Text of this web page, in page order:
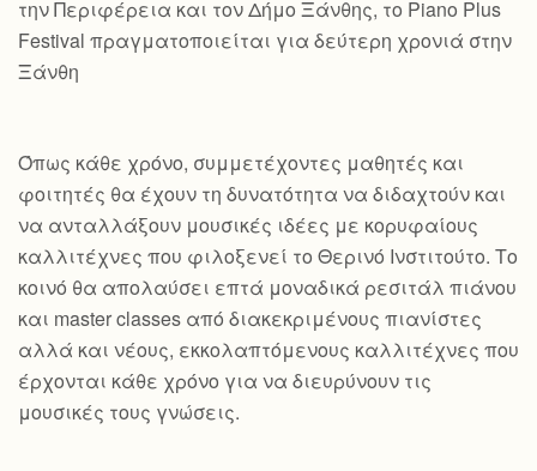
την Περιφέρεια και τον Δήμο Ξάνθης, το Piano Plus
Festival πραγματοποιείται για δεύτερη χρονιά στην
Ξάνθη
Όπως κάθε χρόνο, συμμετέχοντες μαθητές και
φοιτητές θα έχουν τη δυνατότητα να διδαχτούν και
να ανταλλάξουν μουσικές ιδέες με κορυφαίους
καλλιτέχνες που φιλοξενεί το Θερινό Ινστιτούτο. Το
κοινό θα απολαύσει επτά μοναδικά ρεσιτάλ πιάνου
και master classes από διακεκριμένους πιανίστες
αλλά και νέους, εκκολαπτόμενους καλλιτέχνες που
έρχονται κάθε χρόνο για να διευρύνουν τις
μουσικές τους γνώσεις.